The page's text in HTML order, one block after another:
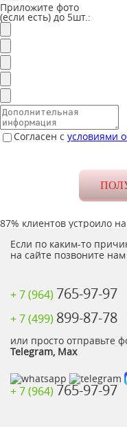
Приложите фото
(если есть) до 5шт.:
Согласен с условиями
87% клиентов устроило
Если по каким-то
на сайте позвоните
+ 7 (964) 765-97-97
+ 7 (499) 899-87-78
или просто отправьте
Telegram, Max
+ 7 (964) 765-97-97